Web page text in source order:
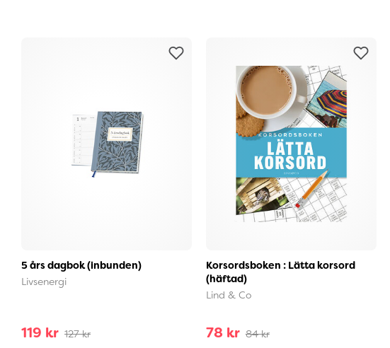
5 års dagbok (inbunden)
Livsenergi
119 kr 127 kr
Korsordsboken : Lätta korsord
(häftad)
Lind & Co
78 kr 84 kr